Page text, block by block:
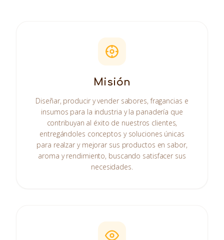
Misión
Diseñar, producir y vender sabores, fragancias e
insumos para la industria y la panadería que
contribuyan al éxito de nuestros clientes,
entregándoles conceptos y soluciones únicas
para realzar y mejorar sus productos en sabor,
aroma y rendimiento, buscando satisfacer sus
necesidades.